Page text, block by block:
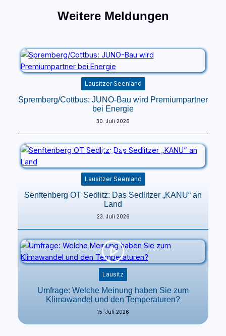
Weitere Meldungen
Lausitzer Seenland
Spremberg/Cottbus: JUNO-Bau wird Premiumpartner
bei Energie
30. Juli 2026
Lausitzer Seenland
Senftenberg OT Sedlitz: Das Sedlitzer „KANU“ an
Land
23. Juli 2026
Lausitz
Umfrage: Welche Meinung haben Sie zum
Klimawandel und den Temperaturen?
15. Juli 2026